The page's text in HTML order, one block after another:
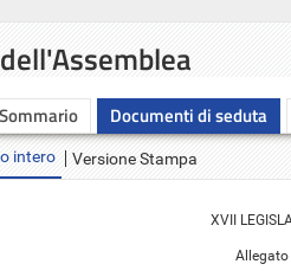
Sommario Documenti di seduta
intero Versione Stampa
XVII
Allegato